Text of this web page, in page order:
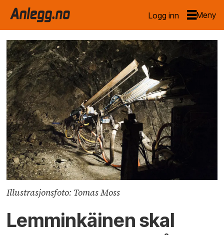
Logg inn
Illustrasjonsfoto: Tomas Moss
Lemminkäinen skal